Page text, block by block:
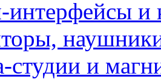
и
студии и